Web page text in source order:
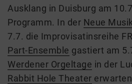
Ausklang in Duisburg am
Programm. In der Neue
7.7. die Improvisatinsreihe
Part-Ensemble gastiert am
Werdener Orgeltage in der
Rabbit Hole Theater